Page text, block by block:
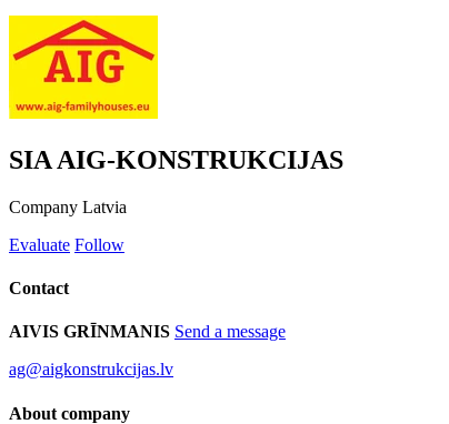
SIA AIG-KONSTRUKCIJAS
Company Latvia
Evaluate Follow
Contact
AIVIS GRĪNMANIS Send a message
ag@aigkonstrukcijas.lv
About company